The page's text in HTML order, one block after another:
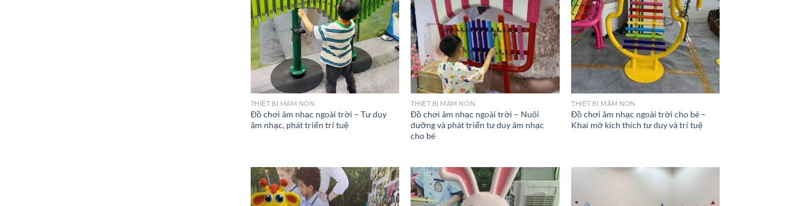
THIẾT BỊ MẦM NON
Đồ chơi âm nhạc ngoài trời – Tư duy
âm nhạc, phát triển trí tuệ
THIẾT BỊ MẦM NON
Đồ chơi âm nhạc ngoài trời – Nuôi
dưỡng và phát triển tư duy âm nhạc
cho bé
THIẾT BỊ MẦM NON
Đồ chơi âm nhạc ngoài trời cho bé –
Khai mở kích thích tư duy và trí tuệ